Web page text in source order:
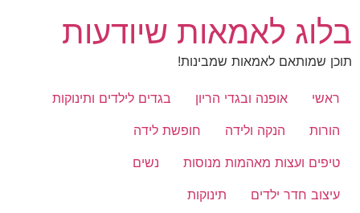
לתוכן
בלוג לאמאות שיודעות
תוכן שמותאם לאמאות שמבינות!
ראשי אופנה ובגדי הריון
בגדים לילדים ותינוקות
הורות
הנקה ולידה
חופשת לידה
טיפים ועצות מאהמות מנוסות
נשים
עיצוב חדר ילדים
תינוקות